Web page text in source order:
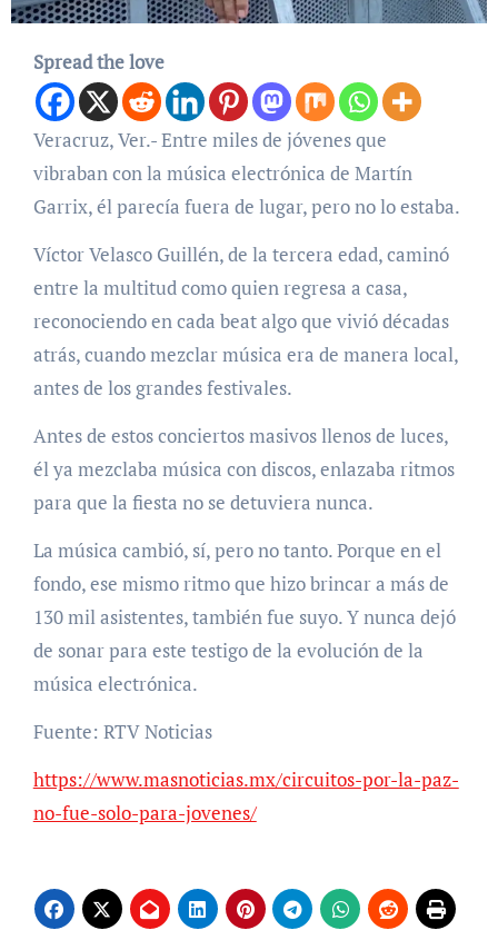
Spread the love
Veracruz, Ver.- Entre miles de jóvenes que
vibraban con la música electrónica de Martín
Garrix, él parecía fuera de lugar, pero no lo estaba.
Víctor Velasco Guillén, de la tercera edad, caminó
entre la multitud como quien regresa a casa,
reconociendo en cada beat algo que vivió décadas
atrás, cuando mezclar música era de manera local,
antes de los grandes festivales.
Antes de estos conciertos masivos llenos de luces,
él ya mezclaba música con discos, enlazaba ritmos
para que la fiesta no se detuviera nunca.
La música cambió, sí, pero no tanto. Porque en el
fondo, ese mismo ritmo que hizo brincar a más de
130 mil asistentes, también fue suyo. Y nunca dejó
de sonar para este testigo de la evolución de la
música electrónica.
Fuente: RTV Noticias
https://www.masnoticias.mx/circuitos-por-la-paz-
no-fue-solo-para-jovenes/